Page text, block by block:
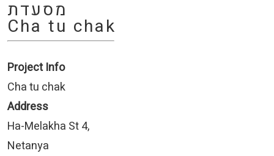
מסעדת
Cha tu chak
Project Info
Cha tu chak
Address
Ha-Melakha St 4,
Netanya